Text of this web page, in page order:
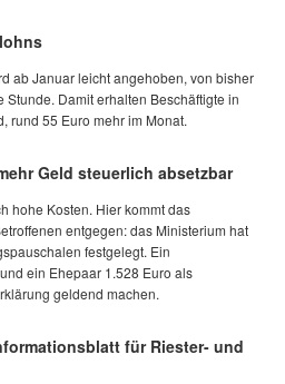
ab Januar leicht angehoben, von bisher
Stunde. Damit erhalten Beschäftigte in
rund 55 Euro mehr im Monat.
Geld steuerlich absetzbar
hohe Kosten. Hier kommt das
entgegen: das Ministerium hat
festgelegt. Ein
ein Ehepaar 1.528 Euro als
geldend machen.
für Riester- und